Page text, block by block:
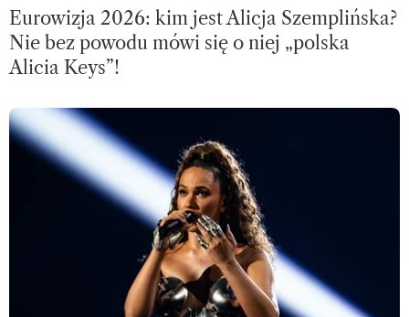
Eurowizja 2026: kim jest Alicja Szemplińska?
Nie bez powodu mówi się o niej „polska
Alicia Keys”!